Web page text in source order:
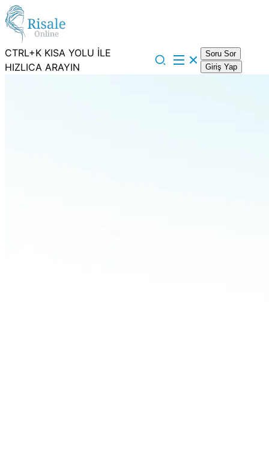
CTRL+K KISA YOLU İLE
HIZLICA ARAYIN
Soru Sor
Giriş Yap